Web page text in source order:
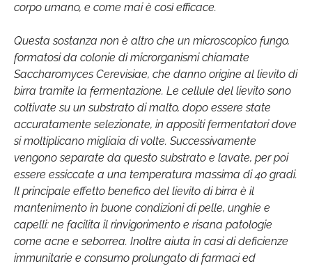
corpo umano, e come mai è così efficace.
Questa sostanza non è altro che un microscopico fungo,
formatosi da colonie di microrganismi chiamate
Saccharomyces Cerevisiae, che danno origine al lievito di
birra tramite la fermentazione. Le cellule del lievito sono
coltivate su un substrato di malto, dopo essere state
accuratamente selezionate, in appositi fermentatori dove
si moltiplicano migliaia di volte. Successivamente
vengono separate da questo substrato e lavate, per poi
essere essiccate a una temperatura massima di 40 gradi.
Il principale effetto benefico del lievito di birra è il
mantenimento in buone condizioni di pelle, unghie e
capelli: ne facilita il rinvigorimento e risana patologie
come acne e seborrea. Inoltre aiuta in casi di deficienze
immunitarie e consumo prolungato di farmaci ed